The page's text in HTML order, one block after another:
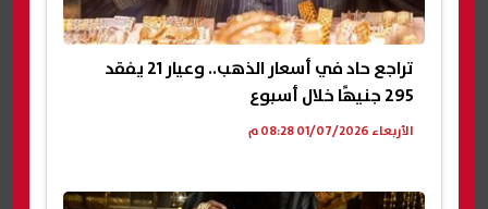
تراجع حاد في أسعار الذهب.. وعيار 21 يفقد
295 جنيهًا خلال أسبوع
الأربعاء 01/07/2026 08:28 م